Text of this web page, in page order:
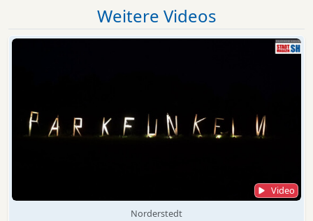
Weitere Videos
Video
Norderstedt